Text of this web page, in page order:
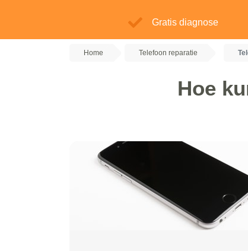
Gratis diagnose
Home Telefoon reparatie
Hoe